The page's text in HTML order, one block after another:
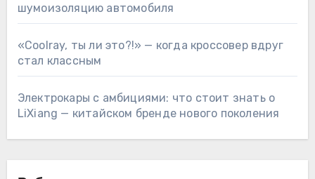
шумоизоляцию автомобиля
«Coolray, ты ли это?!» — когда кроссовер вдруг
стал классным
Электрокары с амбициями: что стоит знать о
LiXiang — китайском бренде нового поколения